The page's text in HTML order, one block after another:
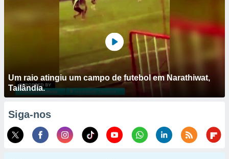
Um raio atingiu um campo de futebol em Narathiwat,
Tailândia.
Siga-nos